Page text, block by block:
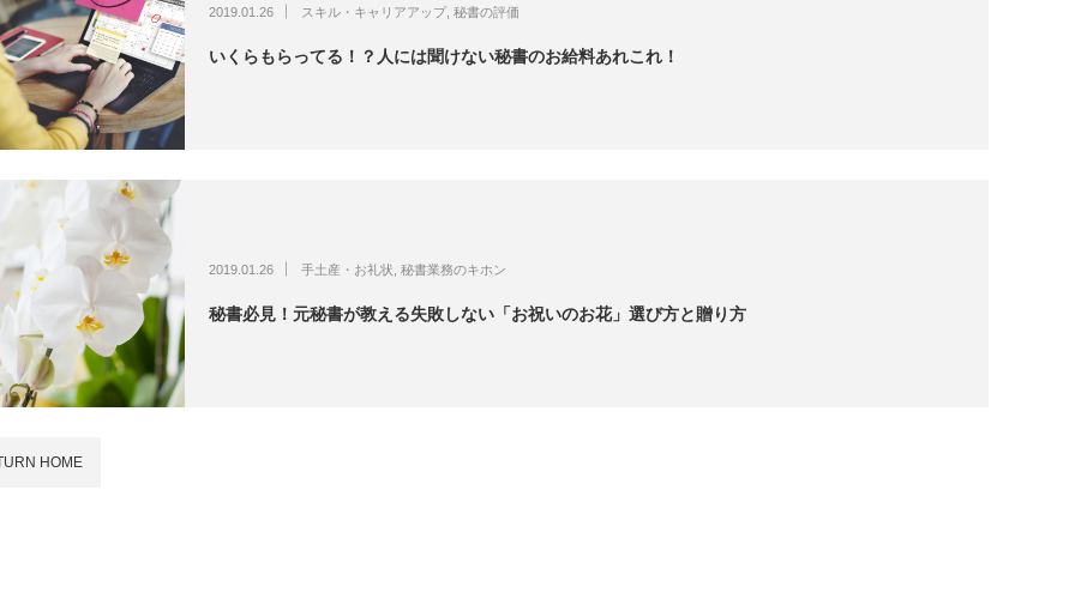
2019.01.26 スキル・キャリアアップ 秘書の評価
いくらもらってる！？人には聞けない秘書のお給料あれこれ！
2019.01.26 手土産・お礼状 秘書業務のキホン
秘書必見！元秘書が教える失敗しない「お祝いのお花」選び方と贈り方
HOME